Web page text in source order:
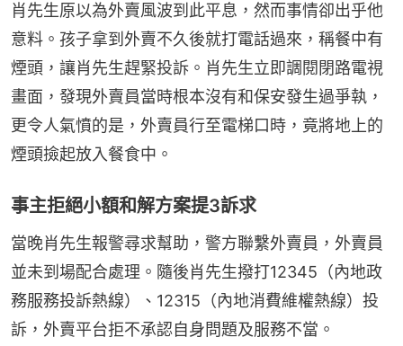
肖先生原以為外賣風波到此平息，然而事情卻出乎他
意料。孩子拿到外賣不久後就打電話過來，稱餐中有
煙頭，讓肖先生趕緊投訴。肖先生立即調閱閉路電視
畫面，發現外賣員當時根本沒有和保安發生過爭執，
更令人氣憤的是，外賣員行至電梯口時，竟將地上的
煙頭撿起放入餐食中。
事主拒絕小額和解方案提3訴求
當晚肖先生報警尋求幫助，警方聯繫外賣員，外賣員
並未到場配合處理。隨後肖先生撥打12345（內地政
務服務投訴熱線）、12315（內地消費維權熱線）投
訴，外賣平台拒不承認自身問題及服務不當。